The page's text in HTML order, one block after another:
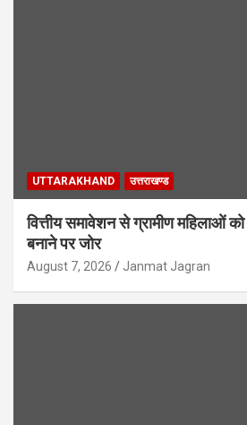
UTTARAKHAND उत्तराखण्ड
वित्तीय समावेशन से ग्रामीण महिलाओं
बनाने पर जोर
August 7, 2026 Janmat Jagran